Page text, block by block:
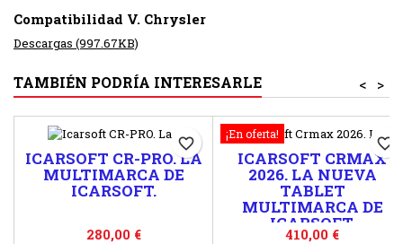
Compatibilidad V. Chrysler
Descargas (997.67KB)
TAMBIÉN PODRÍA INTERESARLE >
<
ICARSOFT CR-PRO. LA
MULTIMARCA DE
ICARSOFT.
Precio
280,00 €
favorite_border
¡En oferta!
ICARSOFT CRMAX
2026. LA NUEVA
TABLET
MULTIMARCA DE
ICARSOFT.
Precio
410,00 €
favorite_border